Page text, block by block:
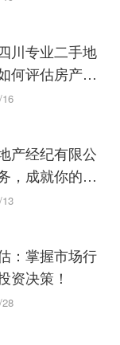
川专业二手地
何评估房产价
产经纪有限公
，成就你的置
：掌握市场行
资决策！